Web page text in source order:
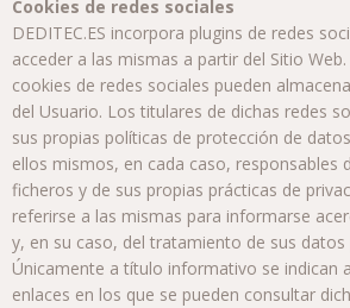
Cookies de redes sociales
DEDITEC.ES incorpora plugins de redes
acceder a las mismas a partir del Sitio
cookies de redes sociales pueden
del Usuario. Los titulares de dichas redes
sus propias políticas de protección de
ellos mismos, en cada caso, responsables
ficheros y de sus propias prácticas de
referirse a las mismas para informarse
y, en su caso, del tratamiento de sus datos
Únicamente a título informativo se indican
enlaces en los que se pueden consultar